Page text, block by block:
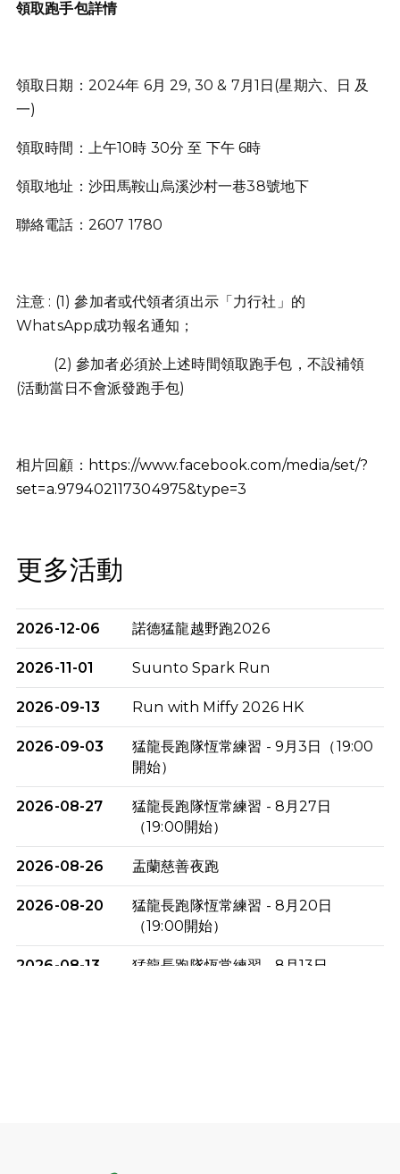
領取跑手包詳情
領取日期：2024年 6月 29, 30 & 7月1日(星期六、日 及
一)
領取時間：上午10時 30分 至 下午 6時
領取地址：沙田馬鞍山烏溪沙村一巷38號地下
聯絡電話：2607 1780
注意 : (1) 參加者或代領者須出示「力行社」的
WhatsApp成功報名通知；
(2) 參加者必須於上述時間領取跑手包，不設補領
(活動當日不會派發跑手包)
相片回顧： https://www.facebook.com/media/set/?
set=a.979402117304975&type=3
更多活動
2026-12-06 諾德猛龍越野跑2026
2026-11-01 Suunto Spark Run
2026-09-13 Run with Miffy 2026 HK
2026-09-03
猛龍長跑隊恆常練習 - 9月3日（19:00
開始）
2026-08-27
猛龍長跑隊恆常練習 - 8月27日
（19:00開始）
2026-08-26 盂蘭慈善夜跑
2026-08-20
猛龍長跑隊恆常練習 - 8月20日
（19:00開始）
2026-08-13
猛龍長跑隊恆常練習 - 8月13日